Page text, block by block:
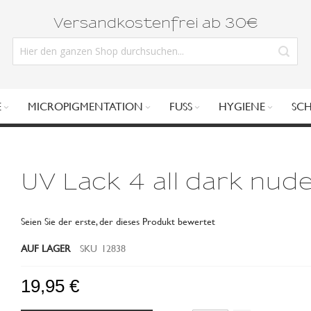
Versandkostenfrei ab 30€
MICROPIGMENTATION FUSS HYGIENE
UV Lack 4 all dark
Seien Sie der erste, der dieses Produkt bewertet
AUF LAGER
SKU 12838
19,95 €